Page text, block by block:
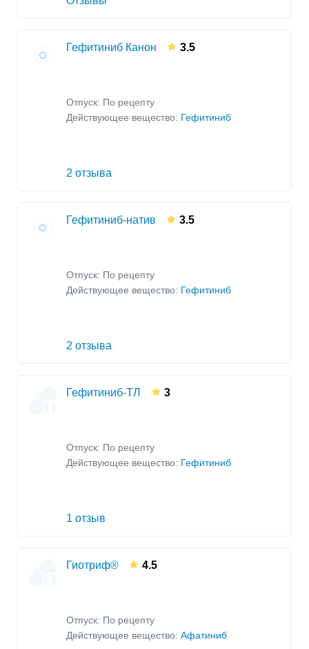
Гефитиниб Канон 3.5
Отпуск: По рецепту
Действующее вещество: Гефитиниб
2 отзыва
Гефитиниб-натив 3.5
Отпуск: По рецепту
Действующее вещество: Гефитиниб
2 отзыва
Гефитиниб-ТЛ 3
Отпуск: По рецепту
Действующее вещество: Гефитиниб
1 отзыв
Гиотриф® 4.5
Отпуск: По рецепту
Действующее вещество: Афатиниб